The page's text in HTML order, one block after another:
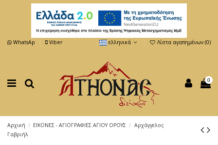
WhatsAp Viber ελληνικά Λίστα αγαπημένων (0)
0
Αρχική ΕΙΚΟΝΕΣ - ΑΓΙΟΓΡΑΦΙΕΣ ΑΓΙΟΥ ΟΡΟΥΣ
Αρχάγγελος
Γαβριήλ